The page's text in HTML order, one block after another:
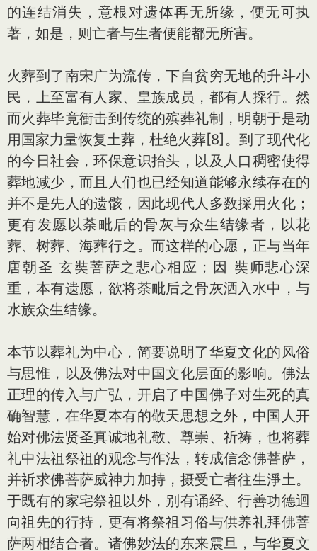
的连结消失，意根对遗体再无所缘，便无可执
著，如是，则亡者与生者便能都无所害。
火葬到了南宋广为流传，下自贫穷无地的升斗小
民，上至富有人家、皇族成员，都有人採行。然
而火葬毕竟衝击到传统的殡葬礼制，明朝于是动
用国家力量恢复土葬，杜绝火葬[8]。到了现代化
的今日社会，环保意识抬头，以及人口稠密使得
葬地减少，而且人们也已经知道能够永续存在的
并不是先人的遗骸，因此现代人多数採用火化；
更有发愿以荼毗后的骨灰与众生结缘者，以花
葬、树葬、海葬行之。而这样的心愿，正与当年
唐朝圣 玄奘菩萨之悲心相应；因 奘师悲心深
重，本有遗愿，欲将荼毗后之骨灰洒入水中，与
水族众生结缘。
本节以葬礼为中心，简要说明了华夏文化的风俗
与思惟，以及佛法对中国文化层面的影响。佛法
正理的传入与广弘，开启了中国佛子对生死的真
确智慧，在华夏本有的敬天思想之外，中国人开
始对佛法贤圣真诚地礼敬、尊崇、祈祷，也将葬
礼中法祖祭祖的观念与作法，转成信念佛菩萨，
并祈求佛菩萨威神力加持，摄受亡者往生淨土。
于既有的家宅祭祖以外，别有诵经、行善功德迴
向祖先的行持，更有将祭祖习俗与供养礼拜佛菩
萨两相结合者。诸佛妙法的东来震旦，与华夏文